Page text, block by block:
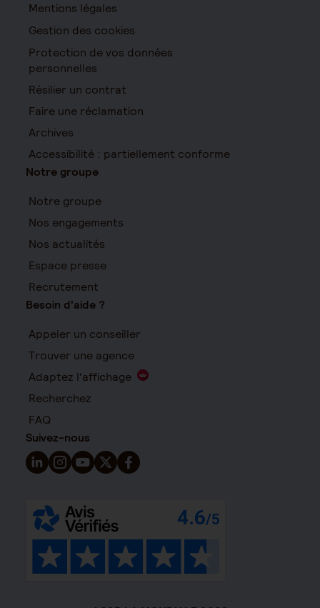
Mentions légales
Gestion des cookies
Protection de vos données
personnelles
Résilier un contrat
Faire une réclamation
Archives
Accessibilité : partiellement conforme
Notre groupe
Notre groupe
Nos engagements
Nos actualités
Espace presse
Recrutement
Besoin d'aide ?
Appeler un conseiller
Trouver une agence
Adaptez l'affichage
Recherchez
FAQ
Suivez-nous
Suivez-nous sur LinkedIn - Nouvelle fenêtre
Suivez-nous sur Instagram - Nouvelle fenêtre
Suivez-nous sur YouTube - Nouvelle fenêtre
Suivez-nous sur X - Nouvelle fenêtre
Suivez-nous sur Facebook - Nouvelle